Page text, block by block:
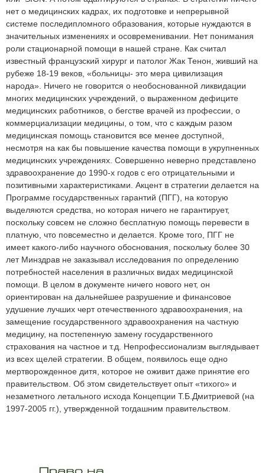
нет о медицинских кадрах, их подготовке и непрерывной
системе последипломного образования, которые нуждаются в
значительных изменениях и осовременивании. Нет понимания
роли стационарной помощи в нашей стране. Как считал
известный французский хирург и патолог Жак Тенон, живший на
рубеже 18-19 веков, «больницы- это мера цивилизация
народа». Ничего не говорится о необоснованной ликвидации
многих медицинских учреждений, о выраженном дефиците
медицинских работников, о бегстве врачей из профессии, о
коммерциализации медицины, о том, что с каждым разом
медицинская помощь становится все менее доступной,
несмотря на как бы повышение качества помощи в укрупненных
медицинских учреждениях. Совершенно неверно представлено
здравоохранение до 1990-х годов с его отрицательными и
позитивными характеристиками. Акцент в стратегии делается на
Программе государственных гарантий (ПГГ), на которую
выделяются средства, но которая ничего не гарантирует,
поскольку совсем не сложно бесплатную помощь перевести в
платную, что повсеместно и делается. Кроме того, ПГГ не
имеет какого-либо научного обоснования, поскольку более 30
лет Минздрав не заказывал исследования по определению
потребностей населения в различных видах медицинской
помощи. В целом в документе ничего нового нет, он
ориентирован на дальнейшее разрушение и финансовое
удушение лучших черт отечественного здравоохранения, на
замещение государственного здравоохранения на частную
медицину, на постепенную замену государственного
страхования на частное и т.д. Непрофессионализм выглядывает
из всех щелей стратегии. В общем, появилось еще одно
мертворожденное дитя, которое не оживит даже принятие его
правительством. Об этом свидетельствует опыт «тихого» и
незаметного летального исхода Концепции Т.Б.Дмитриевой (на
1997-2005 гг.), утвержденной тогдашним правительством.